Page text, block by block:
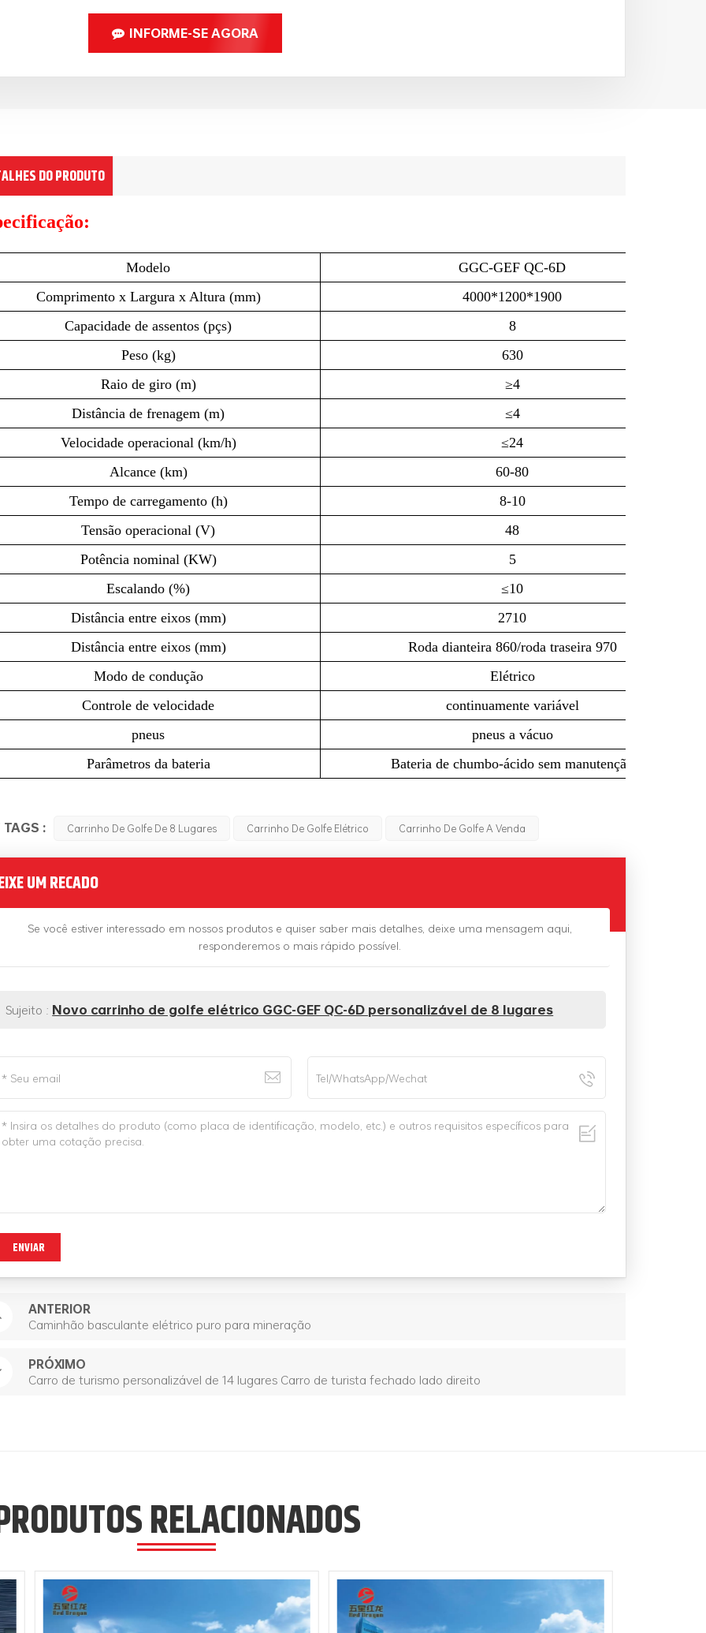
INFORME-SE AGORA
DO PRODUTO
Modelo
GGC-GEF QC-6D
Comprimento x Largura x Altura (mm)
4000*1200*1900
Capacidade de assentos (pçs)
8
Peso (kg)
630
Raio de giro (m)
≥4
Distância de frenagem (m)
≤4
Velocidade operacional (km/h)
≤24
Alcance (km)
60-80
Tempo de carregamento (h)
8-10
Tensão operacional (V)
48
Potência nominal (KW)
5
Escalando (%)
≤10
Distância entre eixos (mm)
2710
Distância entre eixos (mm)
Roda dianteira 860/roda traseira 970
Modo de condução
Elétrico
Controle de velocidade
continuamente variável
pneus
pneus a vácuo
Parâmetros da bateria
Bateria de chumbo-ácido sem manutenção
TAGS : Carrinho De Golfe De 8 Lugares Carrinho De Golfe Elétrico Carrinho De Golfe A Venda
UM RECADO
Se você estiver interessado em nossos produtos e quiser saber mais detalhes, deixe uma mensagem aqui,
responderemos o mais rápido possível.
Sujeito : Novo carrinho de golfe elétrico GGC-GEF QC-6D personalizável de 8 lugares
ENVIAR
ANTERIOR
Caminhão basculante elétrico puro para mineração
PRÓXIMO
Carro de turismo personalizável de 14 lugares Carro de turista fechado lado direito
RELACIONADOS